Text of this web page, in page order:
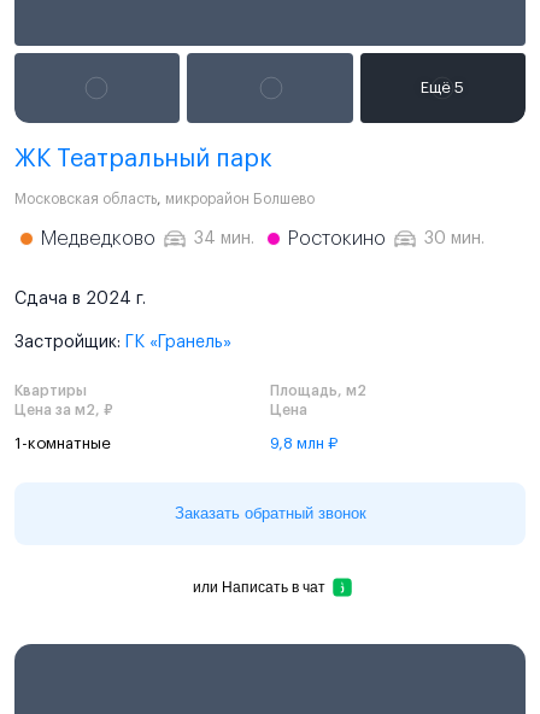
ЖК Театральный парк
Московская область, микрорайон Болшево
Медведково 34 мин. Ростокино 30 мин.
Сдача в 2024 г.
Застройщик: ГК «Гранель»
Квартиры
Площадь, м2
Цена за м2, ₽
Цена
1-комнатные 9,8 млн ₽
Заказать обратный звонок
или Написать в чат